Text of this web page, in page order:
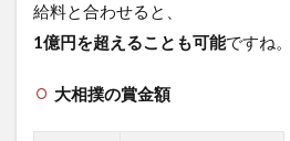
給料と合わせると、
1億円を超えることも可能ですね。
大相撲の賞金額